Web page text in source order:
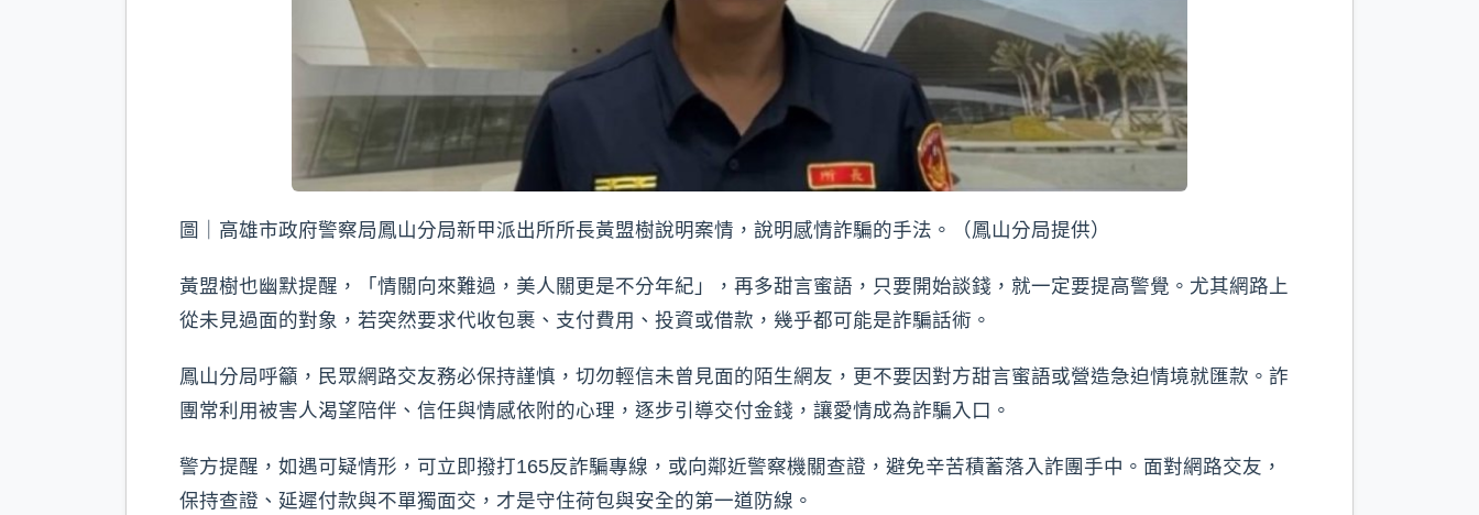
圖｜高雄市政府警察局鳳山分局新甲派出所所長黃盟樹說明案情，說明感情詐騙的手法。（鳳山分局提供）
黃盟樹也幽默提醒，「情關向來難過，美人關更是不分年紀」，再多甜言蜜語，只要開始談錢，就一定要提高警覺。尤其網路上
從未見過面的對象，若突然要求代收包裹、支付費用、投資或借款，幾乎都可能是詐騙話術。
鳳山分局呼籲，民眾網路交友務必保持謹慎，切勿輕信未曾見面的陌生網友，更不要因對方甜言蜜語或營造急迫情境就匯款。詐
團常利用被害人渴望陪伴、信任與情感依附的心理，逐步引導交付金錢，讓愛情成為詐騙入口。
警方提醒，如遇可疑情形，可立即撥打165反詐騙專線，或向鄰近警察機關查證，避免辛苦積蓄落入詐團手中。面對網路交友，
保持查證、延遲付款與不單獨面交，才是守住荷包與安全的第一道防線。